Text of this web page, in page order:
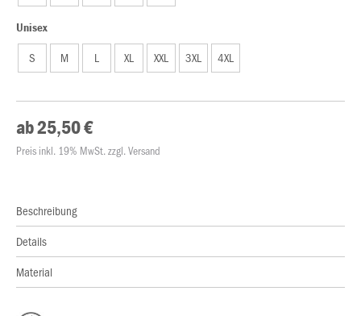
Unisex
S M L XL XXL 3XL 4XL
ab 25,50 €
Preis inkl. 19% MwSt. zzgl. Versand
Beschreibung
Details
Material